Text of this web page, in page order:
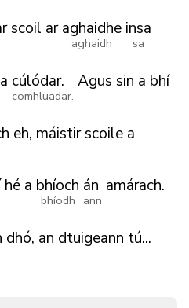
scoil ar aghaidhe
aghaidh
insa
sa
a cúlódar.
comhluadar.
Agus sin a bhí
eh, máistirscoile a
hé a bhíoch
bhíodh
án
ann
amárach.
dhó, an dtuigeann tú...